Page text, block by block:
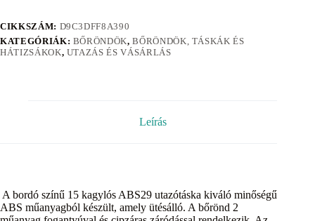
CIKKSZÁM: D9C3DFF8A390
KATEGÓRIÁK: BŐRÖNDÖK,BŐRÖNDÖK, TÁSKÁK ÉS
HÁTIZSÁKOK, UTAZÁS ÉS VÁSÁRLÁS
Leírás
A bordó színű 15 kagylós ABS29 utazótáska kiváló minőségű
ABS műanyagból készült, amely ütésálló. A bőrönd 2